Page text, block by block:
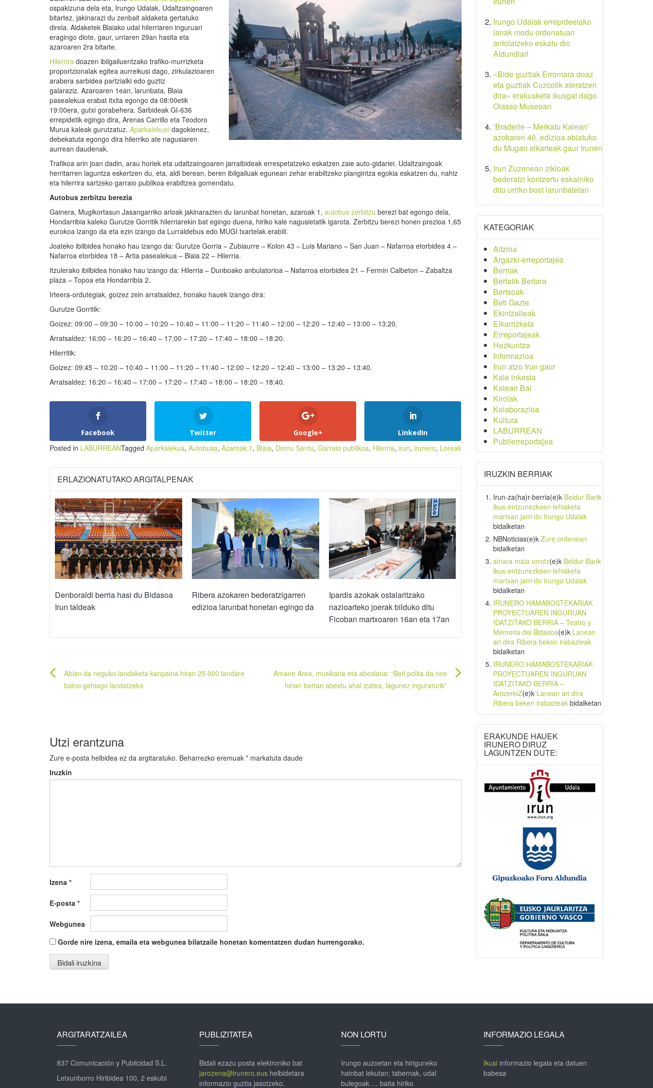
ospakizuna dela eta, Irungo Udalak, Udaltzaingoaren
bitartez, jakinarazi du zenbait aldaketa gertatuko
direla. Aldaketek Blaiako udal hilerriaren inguruari
eragingo diote, gaur, urriaren 29an hasita eta
azaroaren 2ra bitarte.
Hilerrira doazen ibilgailuentzako trafiko-murrizketa
proportzionalak egitea aurreikusi dago, zirkulazioaren
arabera sarbidea partzialki edo guztiz
galaraziz. Azaroaren 1ean, larunbata, Blaia
pasealekua erabat itxita egongo da 08:00etik
19:00era, gutxi gorabehera. Sarbideak GI-636
errepidetik egingo dira, Arenas Carrillo eta Teodoro
Murua kaleak gurutzatuz. Aparkalekuei dagokienez,
debekatuta egongo dira hilerriko ate nagusiaren
aurrean daudenak.
Trafikoa arin joan dadin, arau horiek eta udaltzaingoaren jarraibideak errespetatzeko eskatzen zaie auto-gidariei. Udaltzaingoak
herritarren laguntza eskertzen du, eta, aldi berean, beren ibilgailuak egunean zehar erabiltzeko plangintza egokia eskatzen du, nahiz
eta hilerrira sartzeko garraio publikoa erabiltzea gomendatu.
Autobus zerbitzu berezia
Gainera, Mugikortasun Jasangarriko arloak jakinarazten du larunbat honetan, azaroak 1, autobus zerbitzu berezi bat egongo dela,
Hondarribia kaleko Gurutze Gorritik hilerriarekin bat egingo duena, hiriko kale nagusietatik igarota. Zerbitzu berezi honen prezioa 1,65
eurokoa izango da eta ezin izango da Lurraldebus edo MUGI txartelak erabili.
Joateko ibilbidea honako hau izango da: Gurutze Gorria – Zubiaurre – Kolon 43 – Luis Mariano – San Juan – Nafarroa etorbidea 4 –
Nafarroa etorbidea 18 – Artia pasealekua – Blaia 22 – Hilerria.
Itzulerako ibilbidea honako hau izango da: Hilerria – Dunboako anbulatorioa – Nafarroa etorbidea 21 – Fermin Calbeton – Zabaltza
plaza – Topoa eta Hondarribia 2.
Irteera-ordutegiak, goizez zein arratsaldez, honako hauek izango dira:
Gurutze Gorritik:
Goizez: 09:00 – 09:30 – 10:00 – 10:20 – 10:40 – 11:00 – 11:20 – 11:40 – 12:00 – 12:20 – 12:40 – 13:00 – 13:20.
Arratsaldez: 16:00 – 16:20 – 16:40 – 17:00 – 17:20 – 17:40 – 18:00 – 18:20.
Hilerritik:
Goizez: 09:45 – 10:20 – 10:40 – 11:00 – 11:20 – 11:40 – 12:00 – 12:20 – 12:40 – 13:00 – 13:20 – 13:40.
Arratsaldez: 16:20 – 16:40 – 17:00 – 17:20 – 17:40 – 18:00 – 18:20 – 18:40.
Facebook Twitter Google+ LinkedIn
Posted in LABURREANTagged Aparkalekua, Autobusa, Azaroak 1 , Blaia, Domu Santu, Garraio publikoa, Hilerria, irun, irunero, Loreak
ERLAZIONATUTAKO ARGITALPENAK
Denboraldi berria hasi du Bidasoa
Irun taldeak
Ribera azokaren bederatzigarren
edizioa larunbat honetan egingo da
Ipardis azokak ostalaritzako
nazioarteko joerak bilduko ditu
Ficoban martxoaren 16an eta 17an
Bidalketetan
zehar
Abian da neguko landaketa kanpaina hiran 25.000 landare
baino gehiago landatzeko
Amane Area, musikaria eta abeslaria: “Beti polita da nire
hirian bertan abestu ahal izatea, lagunez inguraturik”
Utzi erantzuna
Zure e-posta helbidea ez da argitaratuko. Beharrezko eremuak * markatuta daude
Iruzkin
Izena *
E-posta *
Webgunea
Gorde nire izena, emaila eta webgunea bilatzaile honetan komentatzen dudan hurrengorako.
Irungo Udalak errepideetako
lanak modu ordenatuan
antolatzeko eskatu dio
Aldundiari
«Bide guztiak Erromara doaz
eta guztiak Cuzcotik ateratzen
dira» erakusketa ikusgai dago
Oiasso Museoan
‘Braderie – Merkatu Kalean’
azokaren 40. edizioa abiatuko
du Mugan elkarteak gaur Irunen
Irun Zuzenean zikloak
bederatzi kontzertu eskainiko
ditu urriko bost larunbatetan
KATEGORIAK
Aitzina
Argazki-erreportajea
Berriak
Bertatik Bertara
Bertsoak
Beti Gazte
Ekintzaileak
Elkarrizketa
Erreportajeak
Hezkuntza
Informazioa
Irun atzo Irun gaur
Kale inkesta
Kalean Bai
Kirolak
Kolaborazioa
Kultura
LABURREAN
Publierreportajea
IRUZKIN BERRIAK
Irun-za(ha)r-berria(e)k Beldur Barik
ikus-entzunezkoen lehiaketa
martxan jarri du Irungo Udalak
bidalketan
NBNoticias(e)k Zure ordenean
bidalketan
ainara maia urrotz(e)k Beldur Barik
ikus-entzunezkoen lehiaketa
martxan jarri du Irungo Udalak
bidalketan
IRUNERO HAMABOSTEKARIAK
PROYECTUAREN INGURUAN
IDATZITAKO BERRIA – Teatro y
Memoria del Bidasoa(e)k Lanean
ari dira Ribera beken irabazleak
bidalketan
IRUNERO HAMABOSTEKARIAK
PROYECTUAREN INGURUAN
IDATZITAKO BERRIA –
AntzerkiZ(e)k Lanean ari dira
Ribera beken irabazleakbidalketan
ERAKUNDE HAUEK
IRUNERO DIRUZ
LAGUNTZEN DUTE:
ARGITARATZAILEA
837 Comunicación y Publicidad S.L.
Letxunborro Hiribidea 100, 2 eskubi
PUBLIZITATEA
Bidali ezazu posta elektroniko bat
jarozena@irunero.eushelbidetara
informazio guztia jasotzeko.
NON LORTU
Irungo auzoetan eta hiriguneko
hainbat lekutan; tabernak, udal
bulegoak … baita hiriko
INFORMAZIO LEGALA
Ikusiinformazio legala eta datuen
babesa